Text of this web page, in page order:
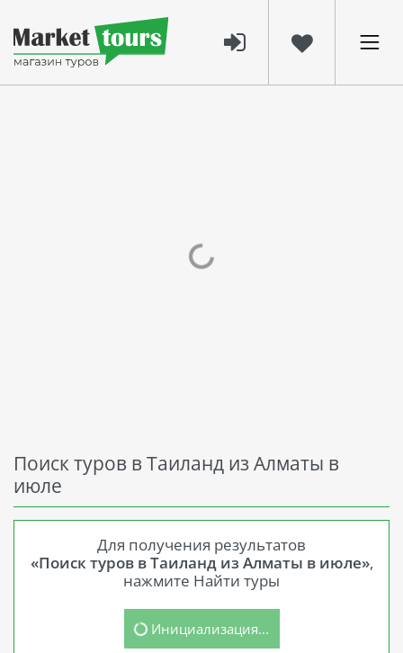
Поиск туров в Таиланд из Алматы в
июле
Для получения результатов
«Поиск туров в Таиланд из Алматы в июле»,
нажмите Найти туры
Инициализация...